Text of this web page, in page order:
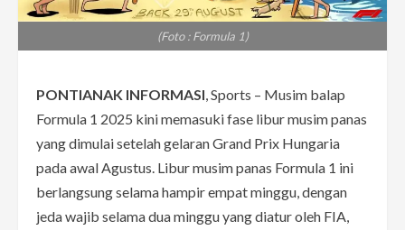
(Foto : Formula 1)
PONTIANAK INFORMASI, Sports – Musim balap
Formula 1 2025 kini memasuki fase libur musim panas
yang dimulai setelah gelaran Grand Prix Hungaria
pada awal Agustus. Libur musim panas Formula 1 ini
berlangsung selama hampir empat minggu, dengan
jeda wajib selama dua minggu yang diatur oleh FIA,